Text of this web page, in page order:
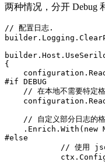
两种情况，分开 Debug
// 配置日志.
{
#if DEBUG
// 在本地不需要特定
// 自定义部分日志的
.Enrich.With(new
#else
// 使用